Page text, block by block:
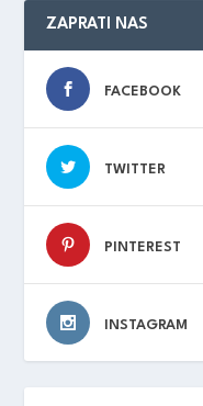
ZAPRATI NAS
FACEBOOK
TWITTER
PINTEREST
INSTAGRAM